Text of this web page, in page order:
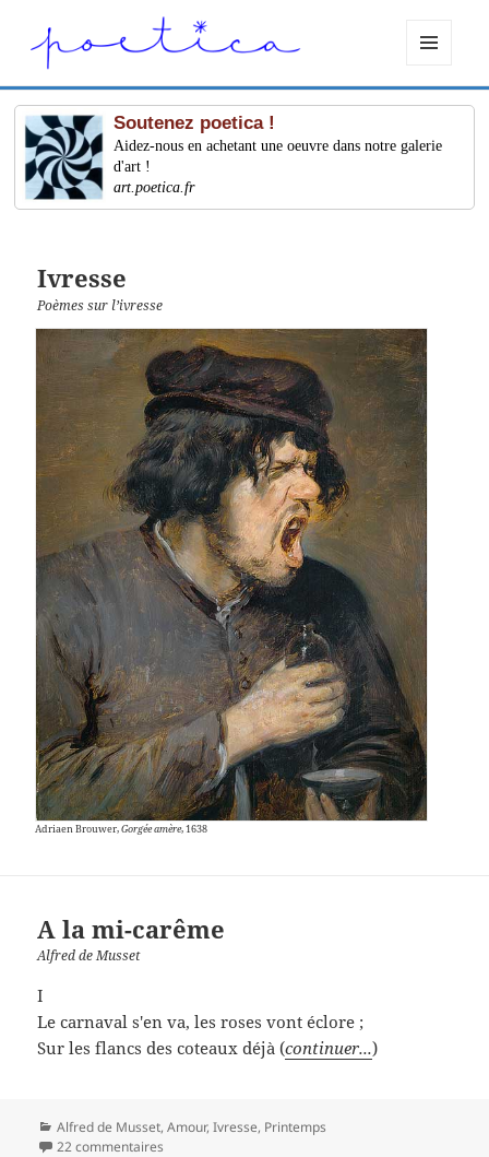
ET
WIDGETS
Soutenez poetica !
Aidez-nous en achetant une oeuvre dans notre galerie
d'art !
art.poetica.fr
Ivresse
Poèmes sur l’ivresse
Adriaen Brouwer,Gorgée amère, 1638
A la mi-carême
Alfred de Musset
I
Le carnaval s'en va, les roses vont éclore ;
Sur les flancs des coteaux déjà (continuer...)
Catégories
Alfred de Musset,Amour,Ivresse, Printemps
22 commentaires